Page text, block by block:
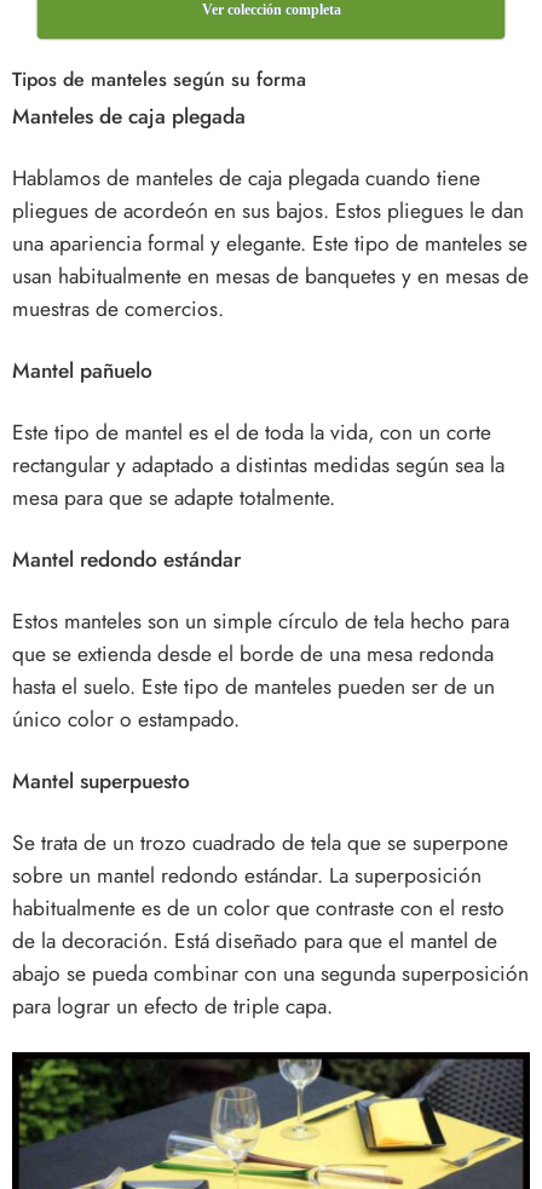
Ver colección completa
Tipos de manteles según su forma
Manteles de caja plegada
Hablamos de manteles de caja plegada cuando tiene
pliegues de acordeón en sus bajos. Estos pliegues le dan
una apariencia formal y elegante. Este tipo de manteles se
usan habitualmente en mesas de banquetes y en mesas de
muestras de comercios.
Mantel pañuelo
Este tipo de mantel es el de toda la vida, con un corte
rectangular y adaptado a distintas medidas según sea la
mesa para que se adapte totalmente.
Mantel redondo estándar
Estos manteles son un simple círculo de tela hecho para
que se extienda desde el borde de una mesa redonda
hasta el suelo. Este tipo de manteles pueden ser de un
único color o estampado.
Mantel superpuesto
Se trata de un trozo cuadrado de tela que se superpone
sobre un mantel redondo estándar. La superposición
habitualmente es de un color que contraste con el resto
de la decoración. Está diseñado para que el mantel de
abajo se pueda combinar con una segunda superposición
para lograr un efecto de triple capa.